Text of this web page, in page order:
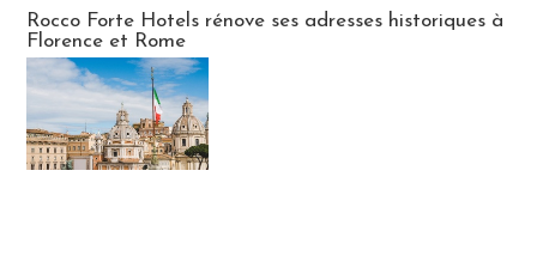
Rocco Forte Hotels rénove ses adresses historiques à
Florence et Rome